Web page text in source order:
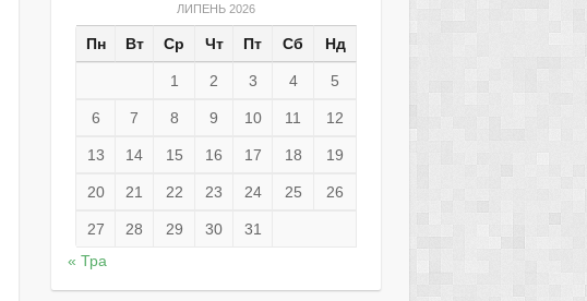
ЛИПЕНЬ 2026
Пн Вт Ср Чт Пт Сб Нд
1 2 3 4 5
6 7 8 9 10 11 12
13 14 15 16 17 18 19
20 21 22 23 24 25 26
27 28 29 30
31
« Тра